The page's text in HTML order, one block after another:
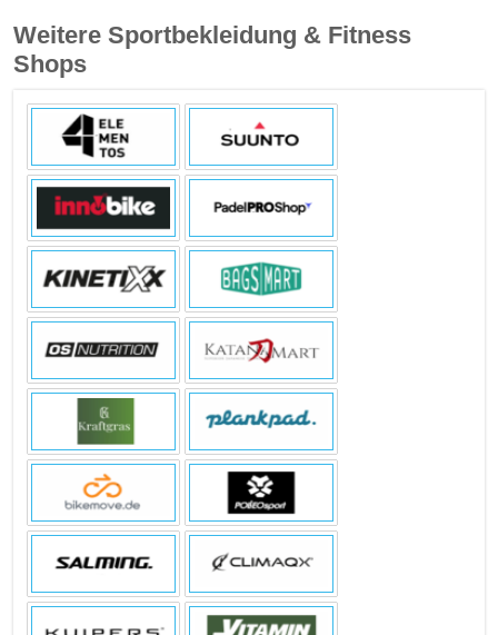
Weitere Sportbekleidung & Fitness
Shops